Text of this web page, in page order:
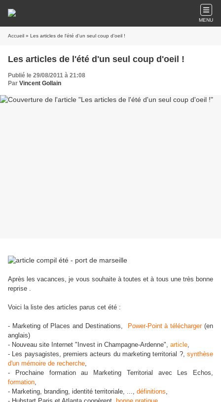
MENU
Accueil » Les articles de l'été d'un seul coup d'oeil !
Les articles de l'été d'un seul coup d'oeil !
Publié le 29/08/2011 à 21:08
Par Vincent Gollain
Après les vacances, je vous souhaite à toutes et à tous une très bonne
reprise .
Voici la liste des articles parus cet été :
- Marketing of Places and Destinations, Power-Point à télécharger(en
anglais)
- Nouveau site Internet "Invest in Champagne-Ardenne", article,
- Les paysagistes, premiers acteurs du marketing territorial ?, synthèse
d'un mémoire de recherche,
- Prochaine formation au Marketing Territorial avec Les Echos,
formation,
- Marketing, branding, identité territoriale, ..., définitions,